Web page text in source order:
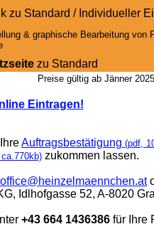
zu Standard / Individueller
& graphische Bearbeitung von
zu Standard
Preise gültig ab Jänner
Eintragen!
Auftragsbestätigung (pdf,
zukommen lassen.
office@heinzelmaennchen.at
Idlhofgasse 52, A-8020
+43 664 1436386 für Ihre